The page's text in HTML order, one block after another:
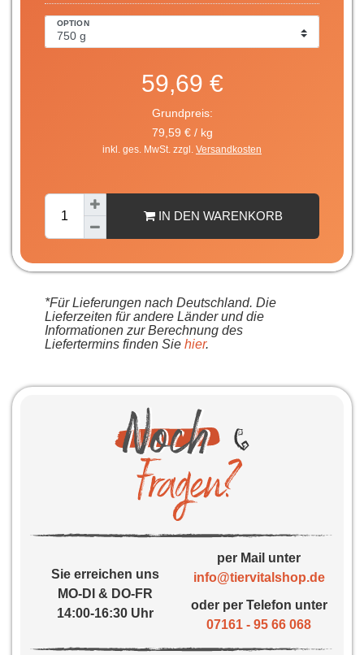
OPTION
59,69 €
Grundpreis:
79,59 € / kg
inkl. ges. MwSt. zzgl. Versandkosten
IN DEN WARENKORB
*Für Lieferungen nach Deutschland. Die
Lieferzeiten für andere Länder und die
Informationen zur Berechnung des
Liefertermins finden Sie hier.
Sie erreichen uns
MO-DI & DO-FR
14:00-16:30 Uhr
per Mail unter
info@tiervitalshop.de
oder per Telefon unter
07161 - 95 66 068